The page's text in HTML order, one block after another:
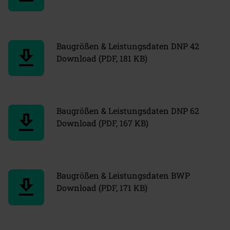
download
Baugrößen & Leistungsdaten DNP 42
Download (PDF, 181 KB)
download
Baugrößen & Leistungsdaten DNP 62
Download (PDF, 167 KB)
download
Baugrößen & Leistungsdaten BWP
Download (PDF, 171 KB)